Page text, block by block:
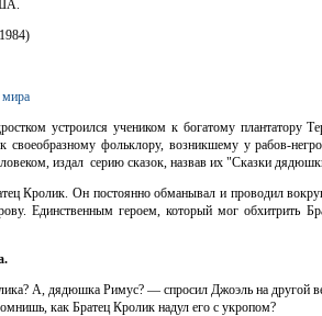
мира
устроился учеником к богатому плантатору
к своеобразному фольклору, возникшему у рабов-
издал серию сказок, назвав их "Сказки
Кролик. Он постоянно обманывал и проводил
Единственным героем, который мог обхитрить
А, дядюшка Римус? — спросил Джоэль на другой
как Братец Кролик надул его с укропом?